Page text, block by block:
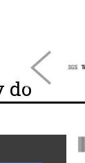
do